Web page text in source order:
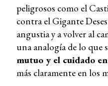
peligrosos como el
contra el Gigante
angustia y a volver al
una analogía de lo que
mutuo y el cuidado
más claramente en los